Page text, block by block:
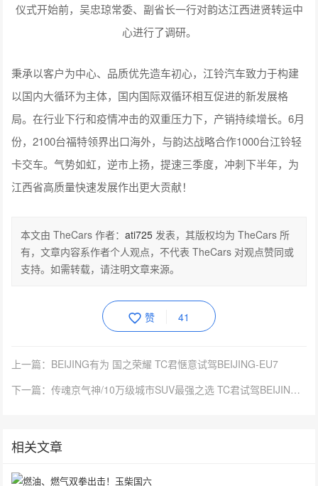
仪式开始前，吴忠琼常委、副省长一行对韵达江西进贤转运中
心进行了调研。
秉承以客户为中心、品质优先造车初心，江铃汽车致力于构建
以国内大循环为主体，国内国际双循环相互促进的新发展格
局。在行业下行和疫情冲击的双重压力下，产销持续增长。6月
份，2100台福特领界出口海外，与韵达战略合作1000台江铃轻
卡交车。气势如虹，逆市上扬，提速三季度，冲刺下半年，为
江西省高质量快速发展作出更大贡献！
本文由 TheCars 作者：ati725 发表，其版权均为 TheCars 所
有，文章内容系作者个人观点，不代表 TheCars 对观点赞同或
支持。如需转载，请注明文章来源。
赞 41
上一篇：BEIJING有为 国之荣耀 TC君惬意试驾BEIJING-EU7
下一篇：传魂京气神/10万级城市SUV最强之选 TC君试驾BEIJING-X7
相关文章